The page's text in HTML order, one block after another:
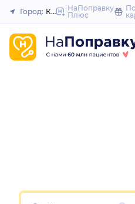
Город: КрасноярскНаПоправку
Плюс
Очистить